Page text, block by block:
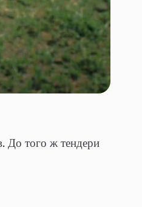
До того ж тендери